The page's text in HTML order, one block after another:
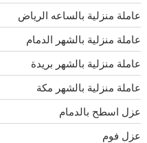
عاملة منزلية بالساعه الرياض
عاملة منزلية بالشهر الدمام
عاملة منزلية بالشهر بريدة
عاملة منزلية بالشهر مكة
عزل اسطح بالدمام
عزل فوم